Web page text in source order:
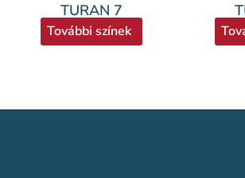
TURAN 7
További színek